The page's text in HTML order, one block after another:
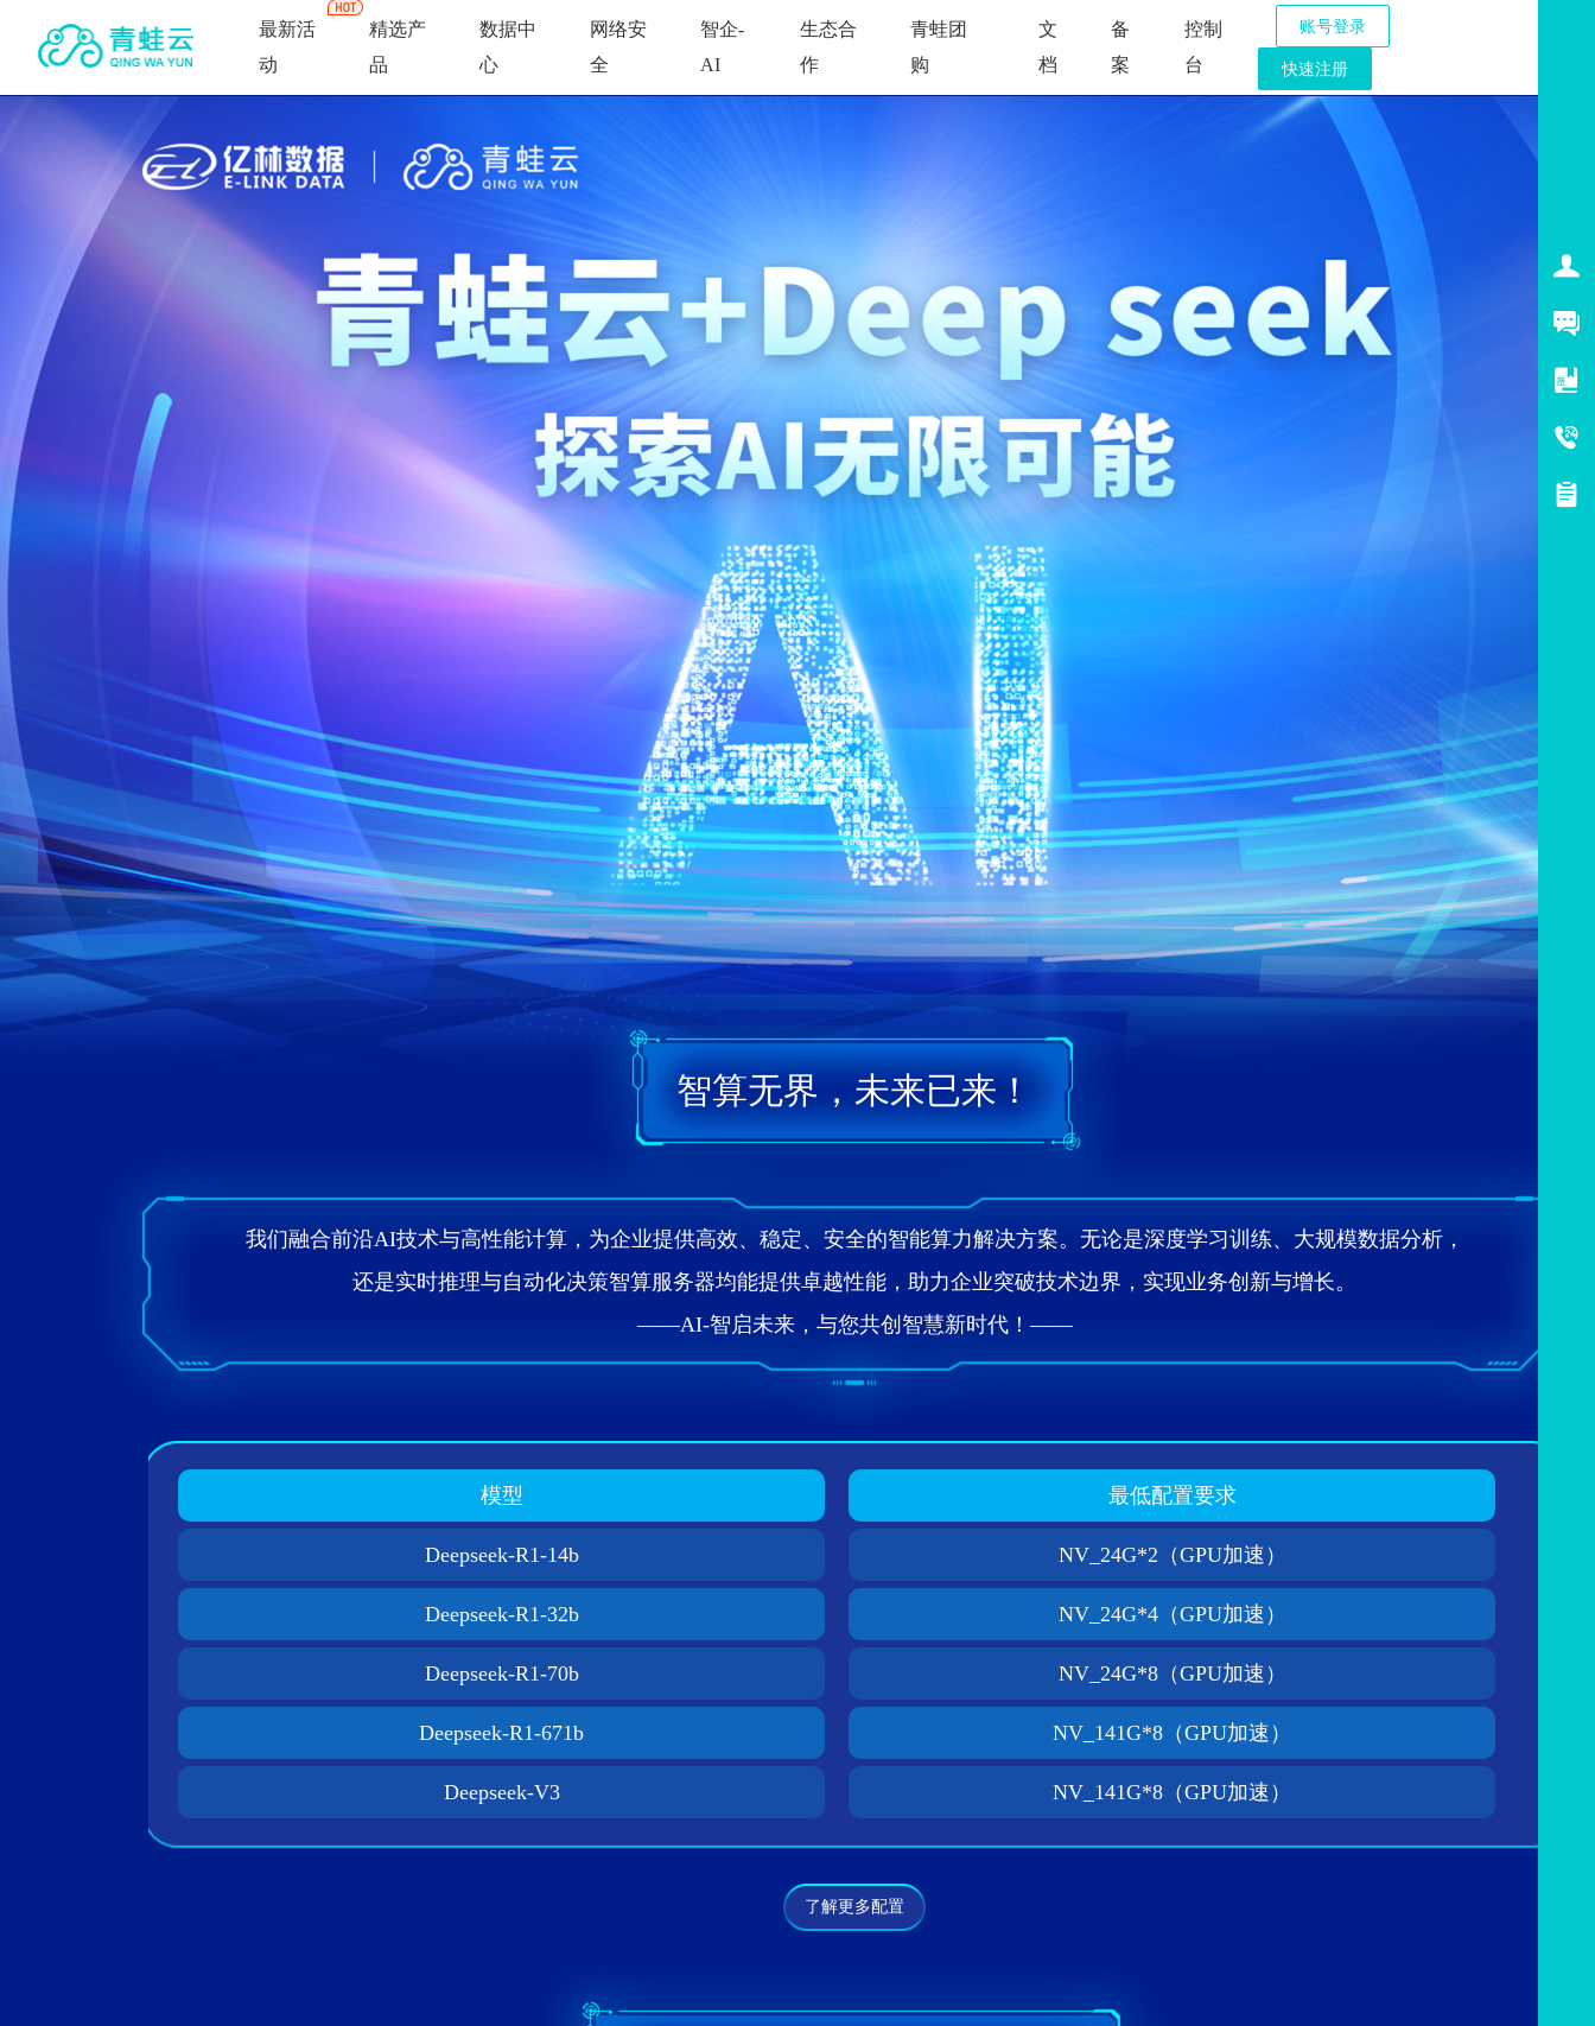
最新活
动
精选产
品
数据中
心
网络安
全
智企-
AI
生态合
作
青蛙团
购
文
档
备
案
控制
台
账号登录
快速注册
智算无界，未来已来‌！
我们融合前沿AI技术与高性能计算，为企业提供高效、稳定、安全的智能算力解决方案。无论是深度学习训练、大规模数据分析，
还是实时推理与自动化决策智算服务器均能提供卓越性能，助力企业突破技术边界，实现业务创新与增长。‌‌
——AI-智启未来，与您共创智慧新时代！——
模型
Deepseek-R1-14b
Deepseek-R1-32b
Deepseek-R1-70b
Deepseek-R1-671b
Deepseek-V3
最低配置要求
NV_24G*2（GPU加速）
NV_24G*4（GPU加速）
NV_24G*8（GPU加速）
NV_141G*8（GPU加速）
NV_141G*8（GPU加速）
了解更多配置